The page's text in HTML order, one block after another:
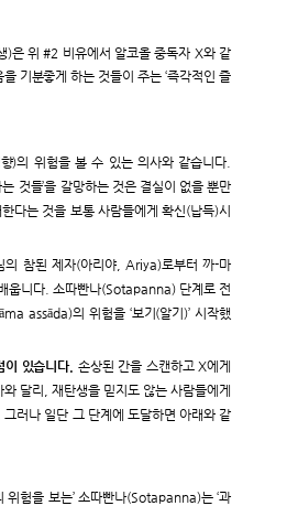
)은 위 #2 비유에서 알코올 중독자 X와 같
기분좋게 하는 것들이 주는 ‘즉각적인 즐
)의 위험을 볼 수 있는 의사와 같습니다.
것들’을 갈망하는 것은 결실이 없을 뿐만
다는 것을 보통 사람들에게 확신(납득)시
참된 제자(아리야, Ariya)로부터 까-마
웁니다. 소따빤나(Sotapanna) 단계로 전
assāda)의 위험을 ‘보기(알기)’ 시작했
있습니다. 손상된 간을 스캔하고 X에게
달리, 재탄생을 믿지도 않는 사람들에게
러나 일단 그 단계에 도달하면 아래와 같
위험을 보는’ 소따빤나(Sotapanna)는 ‘과